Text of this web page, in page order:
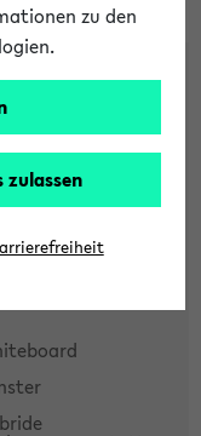
zu den
zulassen